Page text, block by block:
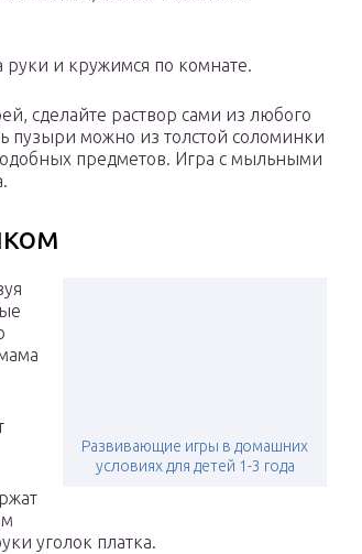
и кружимся по комнате.
сделайте раствор сами из любого
пузыри можно из толстой соломинки
предметов. Игра с мыльными
Развивающие игры в домашних
условиях для детей 1-3 года
уголок платка.